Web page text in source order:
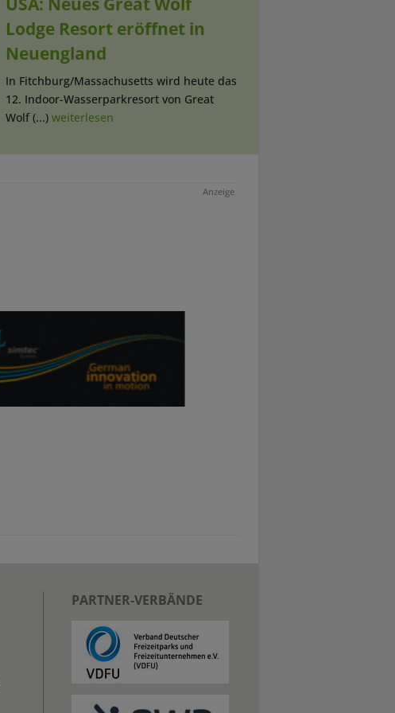
Lodge Resort eröffnet in
Neuengland
In Fitchburg/Massachusetts wird heute das
12. Indoor-Wasserparkresort von Great
Wolf (...) weiterlesen
Anzeige
PARTNER-VERBÄNDE